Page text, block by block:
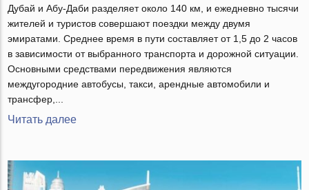
Дубай и Абу-Даби разделяет около 140 км, и ежедневно тысячи
жителей и туристов совершают поездки между двумя
эмиратами. Среднее время в пути составляет от 1,5 до 2 часов
в зависимости от выбранного транспорта и дорожной ситуации.
Основными средствами передвижения являются
междугородние автобусы, такси, арендные автомобили и
трансфер,...
Читать далее